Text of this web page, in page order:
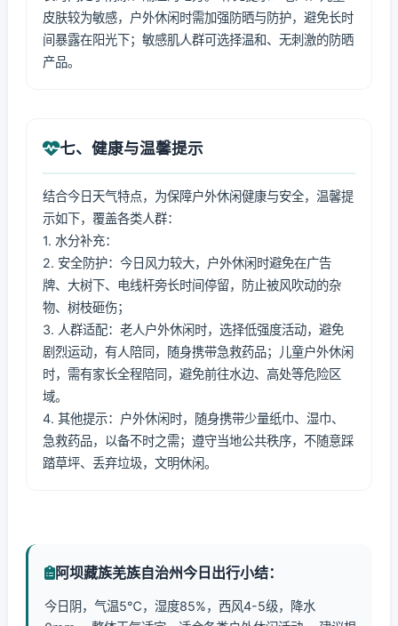
皮肤较为敏感，户外休闲时需加强防晒与防护，避免长时
间暴露在阳光下；敏感肌人群可选择温和、无刺激的防晒
产品。
七、健康与温馨提示
结合今日天气特点，为保障户外休闲健康与安全，温馨提
示如下，覆盖各类人群：
1. 水分补充：
2. 安全防护：今日风力较大，户外休闲时避免在广告
牌、大树下、电线杆旁长时间停留，防止被风吹动的杂
物、树枝砸伤；
3. 人群适配：老人户外休闲时，选择低强度活动，避免
剧烈运动，有人陪同，随身携带急救药品；儿童户外休闲
时，需有家长全程陪同，避免前往水边、高处等危险区
域。
4. 其他提示：户外休闲时，随身携带少量纸巾、湿巾、
急救药品，以备不时之需；遵守当地公共秩序，不随意踩
踏草坪、丢弃垃圾，文明休闲。
阿坝藏族羌族自治州今日出行小结：
今日阴，气温5℃，湿度85%，西风4-5级，降水